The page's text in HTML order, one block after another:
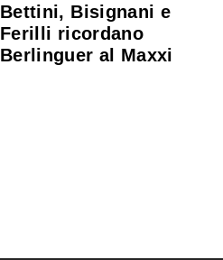
Bettini, Bisignani e
Ferilli ricordano
Berlinguer al Maxxi